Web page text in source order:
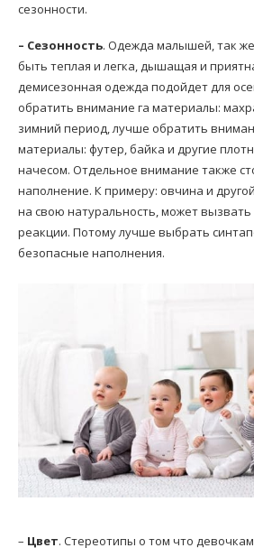
сезонности.
– Сезонность. Одежда малышей, так
быть теплая и легка, дышащая и
демисезонная одежда подойдет для
обратить внимание га материалы:
зимний период, лучше обратить
материалы: футер, байка и другие
начесом. Отдельное внимание также
наполнение. К примеру: овчина и
на свою натуральность, может вызвать
реакции. Потому лучше выбрать
безопасные наполнения.
– Цвет. Стереотипы о том что